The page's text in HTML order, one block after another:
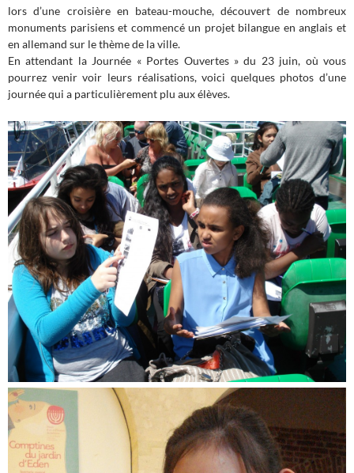
lors d’une croisière en bateau-mouche, découvert de nombreux
monuments parisiens et commencé un projet bilangue en anglais et
en allemand sur le thème de la ville.
En attendant la Journée « Portes Ouvertes » du 23 juin, où vous
pourrez venir voir leurs réalisations, voici quelques photos d’une
journée qui a particulièrement plu aux élèves.